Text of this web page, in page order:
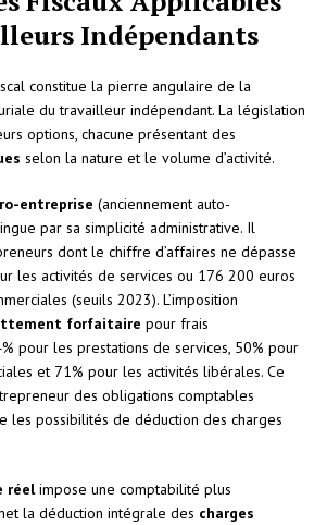
Indépendants
constitue la pierre angulaire de la
du travailleur indépendant. La législation
options, chacune présentant des
selon la nature et le volume d’activité.
entreprise (anciennement auto-
par sa simplicité administrative. Il
dont le chiffre d’affaires ne dépasse
les activités de services ou 176 200 euros
(seuils 2023). L’imposition
forfaitaire pour frais
pour les prestations de services, 50% pour
et 71% pour les activités libérales. Ce
des obligations comptables
les possibilités de déduction des charges
réelimpose une comptabilité plus
la déduction intégrale des charges